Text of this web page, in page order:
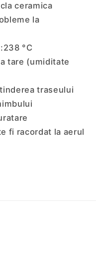
ceramica
la
238 °C
tare (umiditate
traseului
fi racordat la aerul